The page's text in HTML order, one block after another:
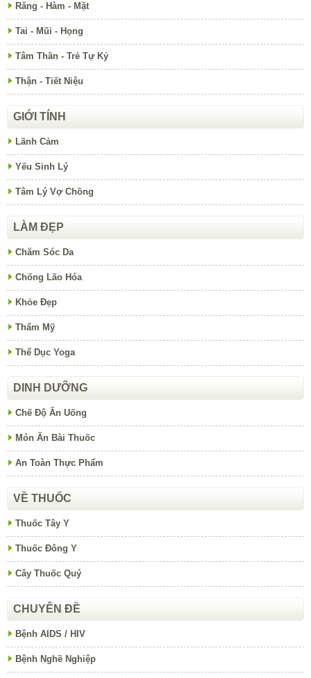
Răng - Hàm - Mặt
Tai - Mũi - Họng
Tâm Thần - Trẻ Tự Kỷ
Thận - Tiết Niệu
GIỚI TÍNH
Lãnh Cảm
Yếu Sinh Lý
Tâm Lý Vợ Chồng
LÀM ĐẸP
Chăm Sóc Da
Chống Lão Hóa
Khỏe Đẹp
Thẩm Mỹ
Thể Dục Yoga
DINH DƯỠNG
Chế Độ Ăn Uống
Món Ăn Bài Thuốc
An Toàn Thực Phẩm
VỀ THUỐC
Thuốc Tây Y
Thuốc Đông Y
Cây Thuốc Quý
CHUYÊN ĐỀ
Bệnh AIDS / HIV
Bệnh Nghề Nghiệp